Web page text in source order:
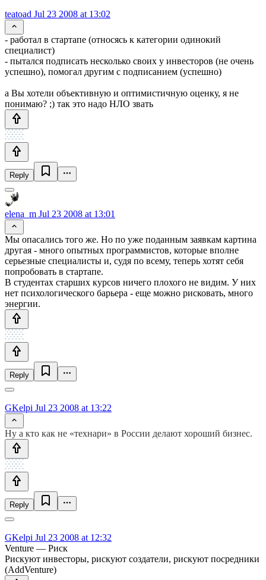
teatoad Jul 23 2008 at 13:02
- работал в стартапе (относясь к категории одинокий
специалист)
- пытался подписать несколько своих у инвесторов (не очень
успешно), помогал другим с подписанием (успешно)
а Вы хотели объективную и оптимистичную оценку, я не
понимаю? ;) так это надо НЛО звать
Reply
elena_m Jul 23 2008 at 13:01
Мы опасались того же. Но по уже поданным заявкам картина
другая - много опытных программистов, которые вполне
серьезные специалисты и, судя по всему, теперь хотят себя
попробовать в стартапе.
В студентах старших курсов ничего плохого не видим. У них
нет психологического барьера - еще можно рисковать, много
энергии.
Reply
GKelpi Jul 23 2008 at 13:22
Ну а кто как не «технари» в России делают хороший бизнес.
Reply
GKelpi Jul 23 2008 at 12:32
Venture — Риск
Рискуют инвесторы, рискуют создатели, рискуют посредники
(AddVenture)